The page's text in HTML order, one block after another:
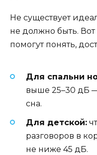
Не существует
не должно быть.
помогут понять,
Для спальни
выше 25–30 дБ
сна.
Для детской:
разговоров в
не ниже 45 дБ.